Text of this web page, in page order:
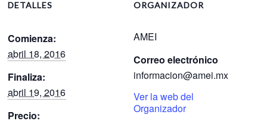
DETALLES
Comienza:
abril 18, 2016
Finaliza:
abril 19, 2016
Precio:
ORGANIZADOR
AMEI
Correo electrónico
informacion@amei.mx
Ver la web del
Organizador